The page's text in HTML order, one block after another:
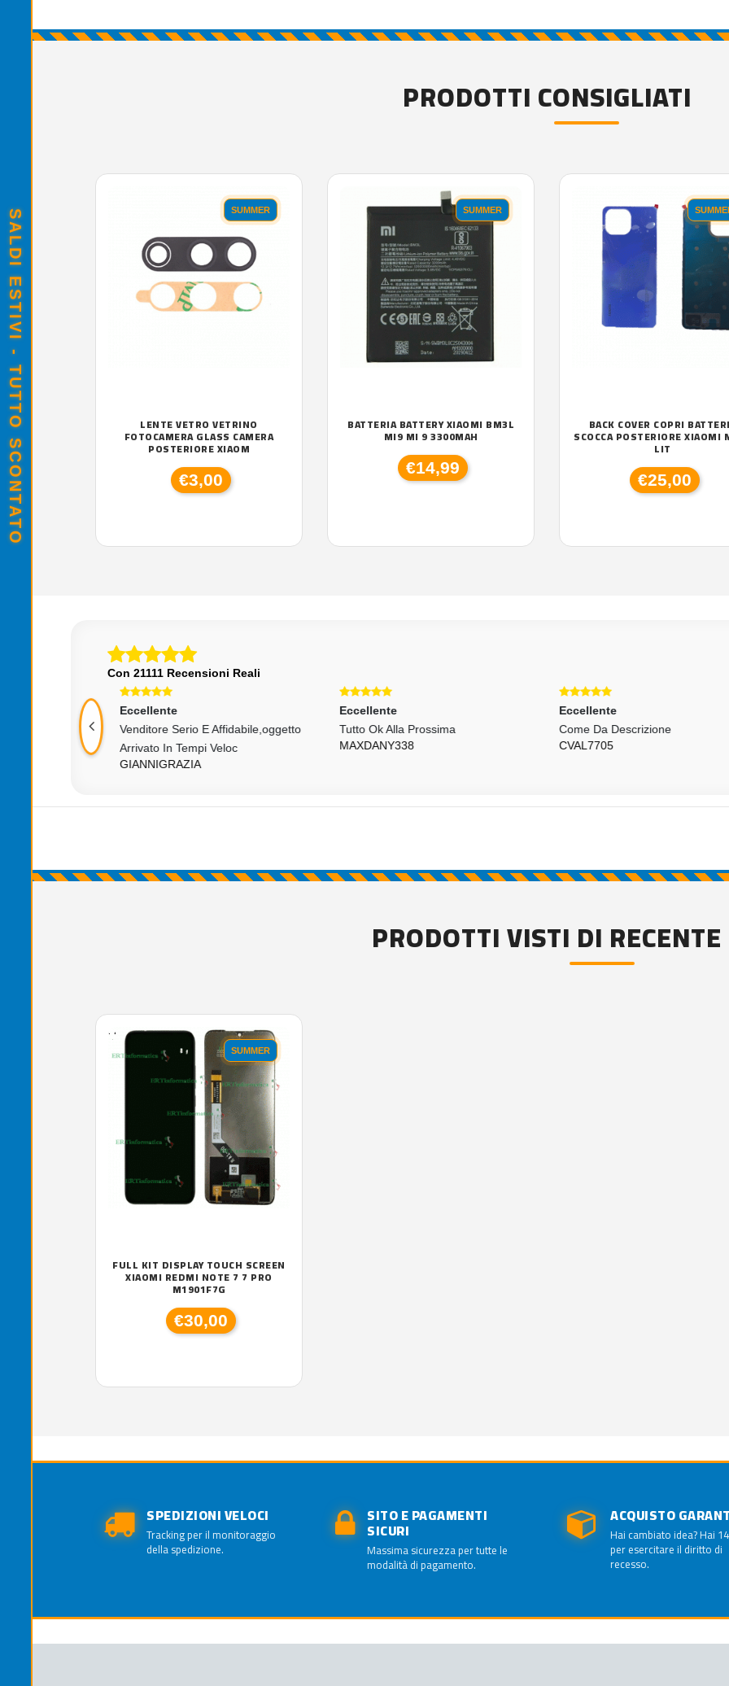
PRODOTTI CONSIGLIATI
SUMMER
LENTE VETRO VETRINO
FOTOCAMERA GLASS CAMERA
POSTERIORE XIAOM
€3,00
SUMMER
BATTERIA BATTERY XIAOMI BM3L
MI9 MI 9 3300MAH
€14,99
BACK COVER COPRI
SCOCCA POSTERIORE XIAOMI
LIT
€25,00
Con 21111 Recensioni Reali
Eccellente
Venditore Serio E Affidabile,oggetto
Arrivato In Tempi Veloc
GIANNIGRAZIA
Eccellente
Tutto Ok Alla Prossima
MAXDANY338
Eccellente
Come Da Descrizione
CVAL7705
PRODOTTI VISTI DI RECENTE
'.'
SUMMER
FULL KIT DISPLAY TOUCH SCREEN
XIAOMI REDMI NOTE 7 7 PRO
M1901F7G
€30,00
SPEDIZIONI VELOCI
Tracking per il monitoraggio
della spedizione.
SITO E PAGAMENTI
SICURI
Massima sicurezza per tutte le
modalità di pagamento.
ACQUISTO
Hai cambiato idea? Hai
per esercitare il diritto di
recesso.
SALDI ESTIVI - TUTTO SCONTATO